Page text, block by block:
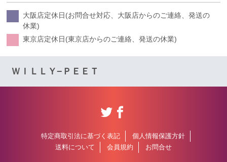
大阪店定休日(お問合せ対応、大阪店からのご連絡、発送の
休業)
東京店定休日(東京店からのご連絡、発送の休業)
ＷＩＬＬＹ−ＰＥＥＴ
特定商取引法に基づく表記
個人情報保護方針
送料について
会員規約 お問合せ